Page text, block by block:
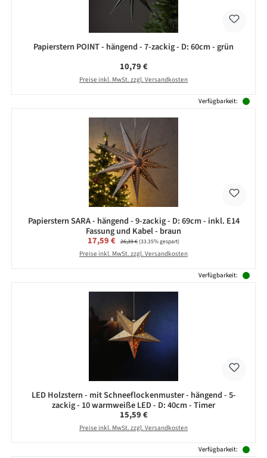
Papierstern POINT - hängend - 7-zackig - D: 60cm - grün
Regulärer Preis:
10,79 €
Preise inkl. MwSt. zzgl. Versandkosten
Verfügbarkeit:
Papierstern SARA - hängend - 9-zackig - D: 69cm - inkl. E14
Fassung und Kabel - braun
Verkaufspreis:
17,59 € Regulärer Preis:
26,39 €(33.35% gespart)
Preise inkl. MwSt. zzgl. Versandkosten
Verfügbarkeit:
LED Holzstern - mit Schneeflockenmuster - hängend - 5-
zackig - 10 warmweiße LED - D: 40cm - Timer
Regulärer Preis:
15,59 €
Preise inkl. MwSt. zzgl. Versandkosten
Verfügbarkeit: